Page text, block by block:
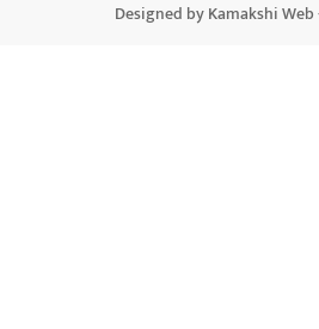
Designed by Kamakshi Web